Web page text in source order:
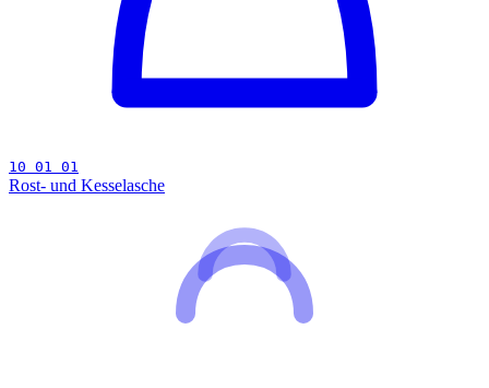
10 01 01
Rost- und Kesselasche